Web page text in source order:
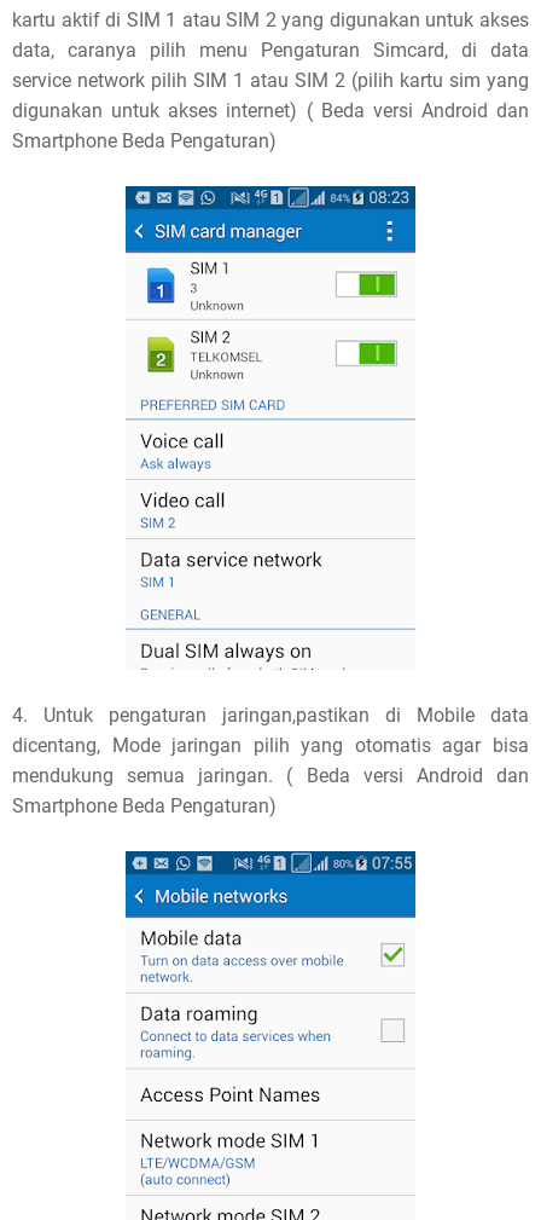
kartu aktif di SIM 1 atau SIM 2 yang digunakan untuk akses
data, caranya pilih menu Pengaturan Simcard, di data
service network pilih SIM 1 atau SIM 2 (pilih kartu sim yang
digunakan untuk akses internet) ( Beda versi Android dan
Smartphone Beda Pengaturan)
4. Untuk pengaturan jaringan,pastikan di Mobile data
dicentang, Mode jaringan pilih yang otomatis agar bisa
mendukung semua jaringan. ( Beda versi Android dan
Smartphone Beda Pengaturan)